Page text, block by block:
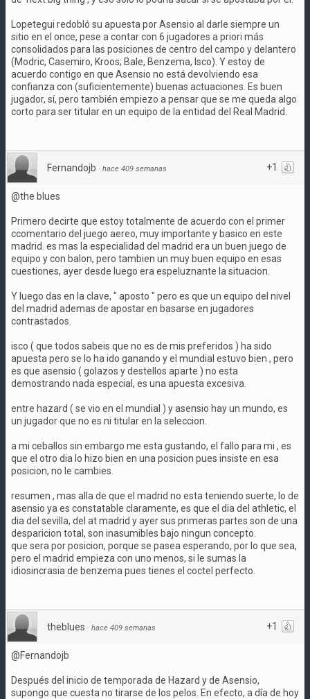
Lopetegui redobló su apuesta por Asensio al darle siempre un
sitio en el once, pese a contar con 6 jugadores a priori más
consolidados para las posiciones de centro del campo y delantero
(Modric, Casemiro, Kroos; Bale, Benzema, Isco). Y estoy de
acuerdo contigo en que Asensio no está devolviendo esa
confianza con (suficientemente) buenas actuaciones. Es buen
jugador, sí, pero también empiezo a pensar que se me queda algo
corto para ser titular en un equipo de la entidad del Real Madrid.
+1
Fernandojb · hace 409 semanas
@the blues
Primero decirte que estoy totalmente de acuerdo con el primer
ccomentario del juego aereo, muy importante y basico en este
madrid. es mas la especialidad del madrid era un buen juego de
equipo y con balon, pero tambien un muy buen equipo en esas
cuestiones, ayer desde luego era espeluznante la situacion.
Y luego das en la clave, " aposto " pero es que un equipo del nivel
del madrid ademas de apostar en basarse en jugadores
contrastados.
isco ( que todos sabeis que no es de mis preferidos ) ha sido
apuesta pero se lo ha ido ganando y el mundial estuvo bien , pero
es que asensio ( golazos y destellos aparte ) no esta
demostrando nada especial, es una apuesta excesiva.
entre hazard ( se vio en el mundial ) y asensio hay un mundo, es
un jugador que no es ni titular en la seleccion.
a mi ceballos sin embargo me esta gustando, el fallo para mi , es
que el otro dia lo hizo bien en una posicion pues insiste en esa
posicion, no le cambies.
resumen , mas alla de que el madrid no esta teniendo suerte, lo de
asensio ya es constatable claramente, es que el dia del athletic, el
dia del sevilla, del at madrid y ayer sus primeras partes son de una
desparicion total, son inasumibles bajo ningun concepto.
que sera por posicion, porque se pasea esperando, por lo que sea,
pero el madrid empieza con uno menos, si le sumas la
idiosincrasia de benzema pues tienes el coctel perfecto.
+1
theblues · hace 409 semanas
@Fernandojb
Después del inicio de temporada de Hazard y de Asensio,
supongo que cuesta no tirarse de los pelos. En efecto, a día de hoy